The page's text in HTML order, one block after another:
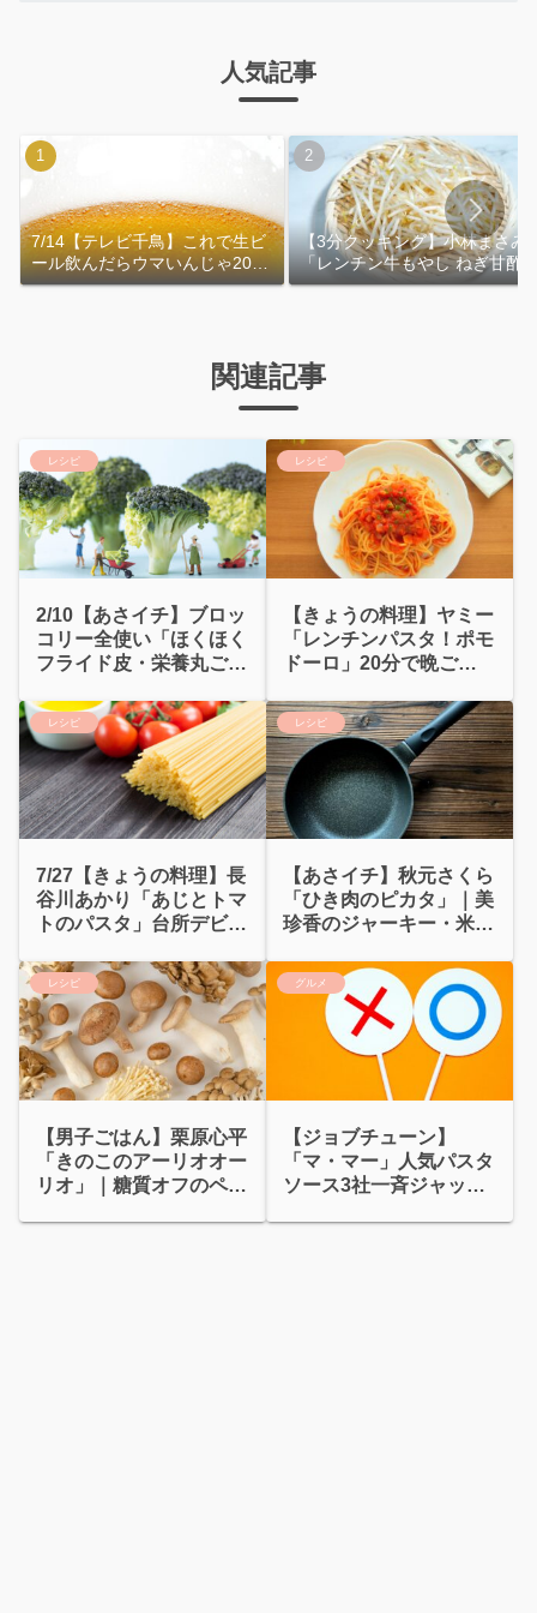
人気記事
7/14【テレビ千鳥】これで生ビ
ール飲んだらウマいんじゃ2026
｜おおよその作り方
【3分クッキング】小林まさみ
「レンチン牛もやし ねぎ甘酢
れ」作り方
関連記事
レシピ
2/10【あさイチ】ブロッ
コリー全使い「ほくほく
フライド皮・栄養丸ごと
レシピ
【きょうの料理】ヤミー
「レンチンパスタ！ポモ
ドーロ」20分で晩ごは
レシピ
7/27【きょうの料理】長
谷川あかり「あじとトマ
トのパスタ」台所デビュ
レシピ
【あさイチ】秋元さくら
「ひき肉のピカタ」｜美
珍香のジャーキー・米田
レシピ
【男子ごはん】栗原心平
「きのこのアーリオオー
リオ」｜糖質オフのペペ
グルメ
【ジョブチューン】
「マ・マー」人気パスタ
ソース3社一斉ジャッジ